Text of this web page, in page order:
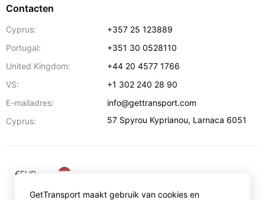
Contacten
Cyprus:
+357 25 123889
Portugal:
+351 30 0528110
United Kingdom:
+44 20 4577 1766
VS:
+1 302 240 28 90
E-mailadres:
info@gettransport.com
Cyprus:
57 Spyrou Kyprianou, Larnaca 6051
€EUR
GetTransport maakt gebruik van cookies en